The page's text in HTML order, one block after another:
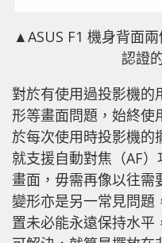
▲ASUS F1 機身背面
認證
對於有使用過投影機的
形等畫面問題，始終使
於每次使用時投影機的
就支援自動對焦（AF
畫面，毋需再像以往需
變形亦是另一常見問題
置未必能永遠保持水平